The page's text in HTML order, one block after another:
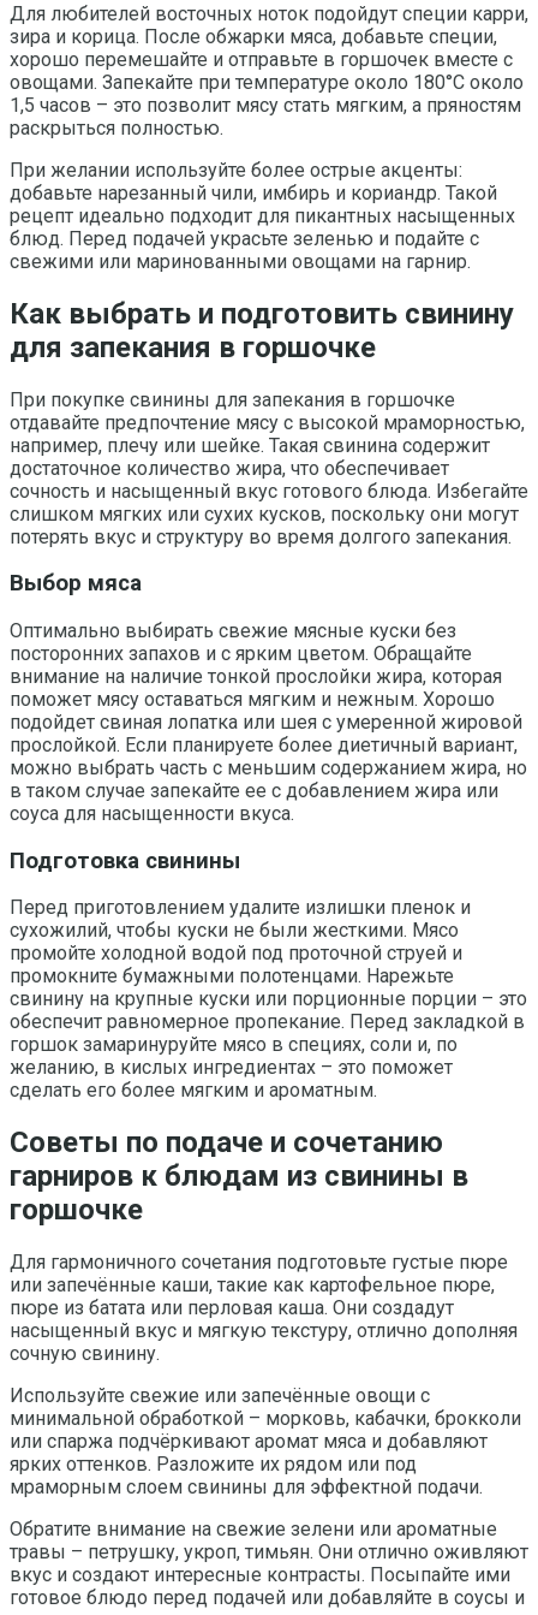
Для любителей восточных ноток подойдут специи карри,
зира и корица. После обжарки мяса, добавьте специи,
хорошо перемешайте и отправьте в горшочек вместе с
овощами. Запекайте при температуре около 180°C около
1,5 часов – это позволит мясу стать мягким, а пряностям
раскрыться полностью.
При желании используйте более острые акценты:
добавьте нарезанный чили, имбирь и кориандр. Такой
рецепт идеально подходит для пикантных насыщенных
блюд. Перед подачей украсьте зеленью и подайте с
свежими или маринованными овощами на гарнир.
Как выбрать и подготовить свинину
для запекания в горшочке
При покупке свинины для запекания в горшочке
отдавайте предпочтение мясу с высокой мраморностью,
например, плечу или шейке. Такая свинина содержит
достаточное количество жира, что обеспечивает
сочность и насыщенный вкус готового блюда. Избегайте
слишком мягких или сухих кусков, поскольку они могут
потерять вкус и структуру во время долгого запекания.
Выбор мяса
Оптимально выбирать свежие мясные куски без
посторонних запахов и с ярким цветом. Обращайте
внимание на наличие тонкой прослойки жира, которая
поможет мясу оставаться мягким и нежным. Хорошо
подойдет свиная лопатка или шея с умеренной жировой
прослойкой. Если планируете более диетичный вариант,
можно выбрать часть с меньшим содержанием жира, но
в таком случае запекайте ее с добавлением жира или
соуса для насыщенности вкуса.
Подготовка свинины
Перед приготовлением удалите излишки пленок и
сухожилий, чтобы куски не были жесткими. Мясо
промойте холодной водой под проточной струей и
промокните бумажными полотенцами. Нарежьте
свинину на крупные куски или порционные порции – это
обеспечит равномерное пропекание. Перед закладкой в
горшок замаринуруйте мясо в специях, соли и, по
желанию, в кислых ингредиентах – это поможет
сделать его более мягким и ароматным.
Советы по подаче и сочетанию
гарниров к блюдам из свинины в
горшочке
Для гармоничного сочетания подготовьте густые пюре
или запечённые каши, такие как картофельное пюре,
пюре из батата или перловая каша. Они создадут
насыщенный вкус и мягкую текстуру, отлично дополняя
сочную свинину.
Используйте свежие или запечённые овощи с
минимальной обработкой – морковь, кабачки, брокколи
или спаржа подчёркивают аромат мяса и добавляют
ярких оттенков. Разложите их рядом или под
мраморным слоем свинины для эффектной подачи.
Обратите внимание на свежие зелени или ароматные
травы – петрушку, укроп, тимьян. Они отлично оживляют
вкус и создают интересные контрасты. Посыпайте ими
готовое блюдо перед подачей или добавляйте в соусы и